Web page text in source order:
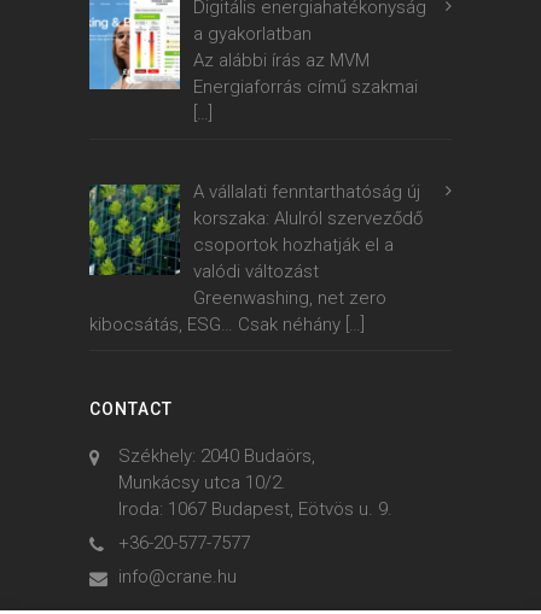
Digitális energiahatékonyság
a gyakorlatban
Az alábbi írás az MVM
Energiaforrás című szakmai
A vállalati fenntarthatóság új
korszaka: Alulról szerveződő
csoportok hozhatják el a
valódi változást
Greenwashing, net zero
kibocsátás, ESG… Csak néhány […]
CONTACT
Székhely: 2040 Budaörs,
Munkácsy utca 10/2.
Iroda: 1067 Budapest, Eötvös u. 9.
+36-20-577-7577
info@crane.hu